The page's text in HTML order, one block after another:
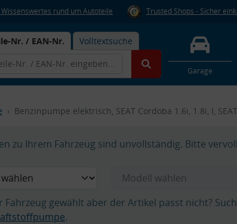
rund um Autoteile Trusted Shops - Sicher
Nr. / EAN-Nr. Volltextsuche
Garage
Benzinpumpe elektrisch, SEAT Cordoba 1.6i, 1.8i, I,
zu Ihrem Fahrzeug sind unvollständig. Bitte
Fahrzeug gewählt aber der Artikel passt nicht?
.